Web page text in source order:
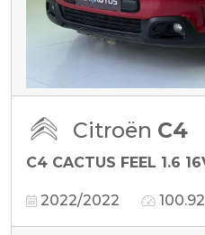
Citroën C4
C4 CACTUS FEEL 1.6
2022/2022